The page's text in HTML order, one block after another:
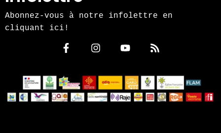
Abonnez-vous à notre infolettre en
cliquant ici!